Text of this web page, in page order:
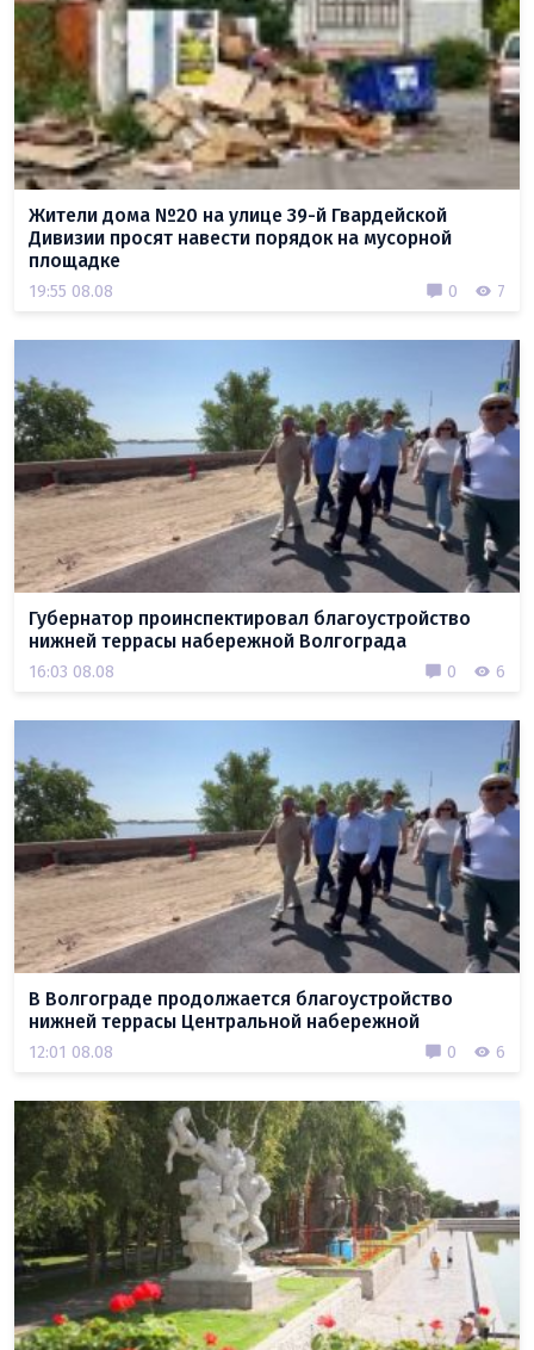
Жители дома №20 на улице 39-й Гвардейской
Дивизии просят навести порядок на мусорной
площадке
19:55 08.08 0 7
Губернатор проинспектировал благоустройство
нижней террасы набережной Волгограда
16:03 08.08 0 6
В Волгограде продолжается благоустройство
нижней террасы Центральной набережной
12:01 08.08 0 6